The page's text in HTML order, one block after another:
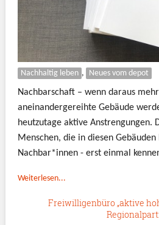
Nachhaltig leben , Neues vom depot
Nachbarschaft – wenn daraus
aneinandergereihte Gebäude
heutzutage aktive Anstrengungen.
Menschen, die in diesen
Nachbar*innen - erst einmal
Weiterlesen...
Freiwilligenbüro „aktive